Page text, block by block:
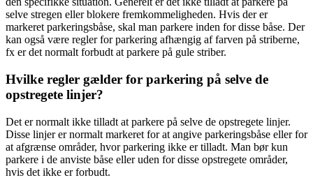
selve stregen eller blokere fremkommeligheden. Hvis der er
markeret parkeringsbåse, skal man parkere inden for disse båse. Der
kan også være regler for parkering afhængig af farven på striberne,
fx er det normalt forbudt at parkere på gule striber.
Hvilke regler gælder for parkering på selve de
opstregete linjer?
Det er normalt ikke tilladt at parkere på selve de opstregete linjer.
Disse linjer er normalt markeret for at angive parkeringsbåse eller for
at afgrænse områder, hvor parkering ikke er tilladt. Man bør kun
parkere i de anviste båse eller uden for disse opstregete områder,
hvis det ikke er forbudt.